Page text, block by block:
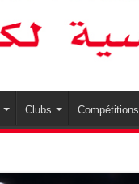
Clubs Compétitions